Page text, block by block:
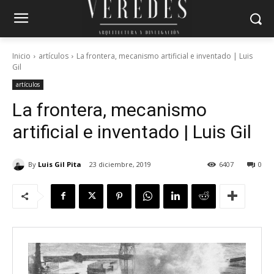
Inicio artículos
La frontera, mecanismo artificial e inventado | Luis
Gil
artículos
La frontera, mecanismo
artificial e inventado | Luis Gil
By Luis Gil Pita 23 diciembre, 2019 0
6407